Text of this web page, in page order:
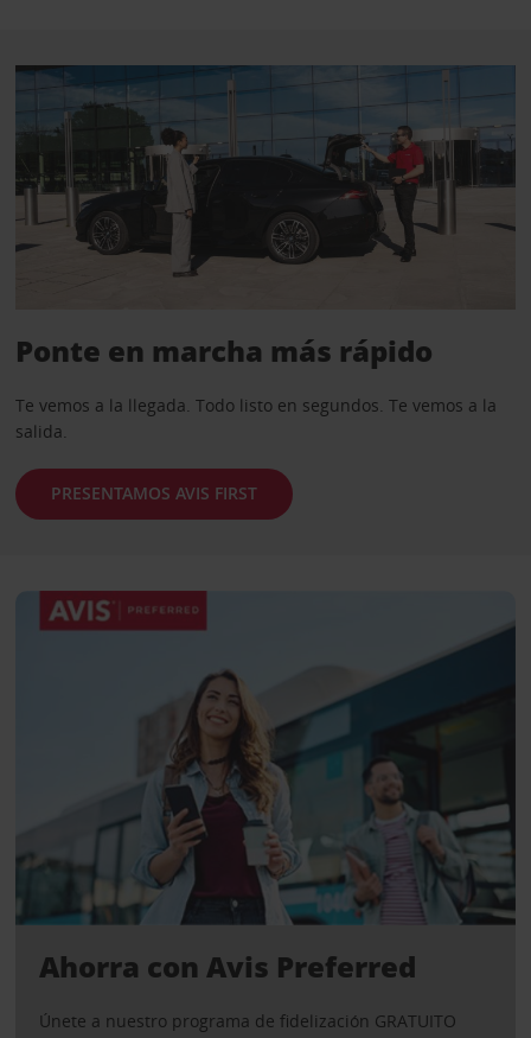
Ponte en marcha más rápido
Te vemos a la llegada. Todo listo en segundos. Te vemos a la
salida.
PRESENTAMOS AVIS FIRST
Ahorra con Avis Preferred
Únete a nuestro programa de fidelización GRATUITO